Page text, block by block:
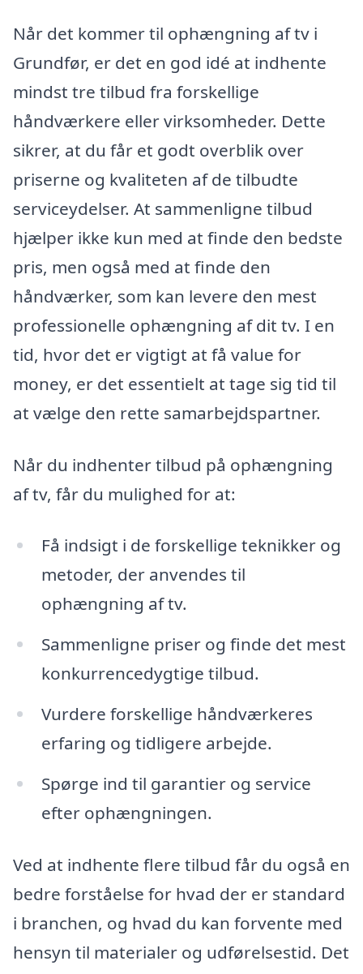
Når det kommer til ophængning af tv i
Grundfør, er det en god idé at indhente
mindst tre tilbud fra forskellige
håndværkere eller virksomheder. Dette
sikrer, at du får et godt overblik over
priserne og kvaliteten af de tilbudte
serviceydelser. At sammenligne tilbud
hjælper ikke kun med at finde den bedste
pris, men også med at finde den
håndværker, som kan levere den mest
professionelle ophængning af dit tv. I en
tid, hvor det er vigtigt at få value for
money, er det essentielt at tage sig tid til
at vælge den rette samarbejdspartner.
Når du indhenter tilbud på ophængning
af tv, får du mulighed for at:
Få indsigt i de forskellige teknikker og
metoder, der anvendes til
ophængning af tv.
Sammenligne priser og finde det mest
konkurrencedygtige tilbud.
Vurdere forskellige håndværkeres
erfaring og tidligere arbejde.
Spørge ind til garantier og service
efter ophængningen.
Ved at indhente flere tilbud får du også en
bedre forståelse for hvad der er standard
i branchen, og hvad du kan forvente med
hensyn til materialer og udførelsestid. Det